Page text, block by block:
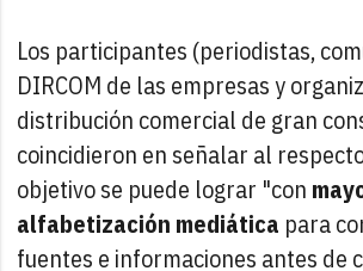
Los participantes (periodistas,
DIRCOM de las empresas y
distribución comercial de gran
coincidieron en señalar al
objetivo se puede lograr "con
alfabetización mediática para
fuentes e informaciones antes de